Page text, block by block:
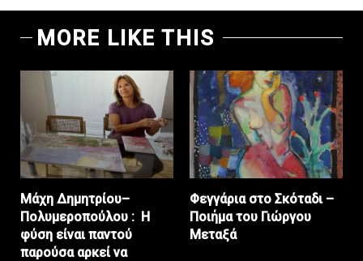
MORE LIKE THIS
Μάχη Δημητρίου–
Πολυμεροπούλου : Η
φύση είναι παντού
παρούσα αρκεί να
Φεγγάρια στο Σκόταδι –
Ποιήμα του Γιώργου
Μεταξά